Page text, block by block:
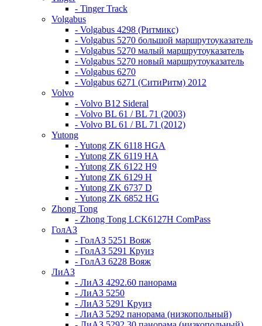
- Tinger Track
Volgabus
- Volgabus 4298 (Ритмикс)
- Volgabus 5270 большой маршрутоуказатель
- Volgabus 5270 малый маршрутоуказатель
- Volgabus 5270 новый маршрутоуказатель
- Volgabus 6270
- Volgabus 6271 (СитиРитм) 2012
Volvo
- Volvo B12 Sideral
- Volvo BL 61 / BL 71 (2003)
- Volvo BL 61 / BL 71 (2012)
Yutong
- Yutong ZK 6118 HGA
- Yutong ZK 6119 HA
- Yutong ZK 6122 H9
- Yutong ZK 6129 H
- Yutong ZK 6737 D
- Yutong ZK 6852 HG
Zhong Tong
- Zhong Tong LCK6127H ComPass
ГолАЗ
- ГолАЗ 5251 Вояж
- ГолАЗ 5291 Круиз
- ГолАЗ 6228 Вояж
ЛиАЗ
- ЛиАЗ 4292.60 панорама
- ЛиАЗ 5250
- ЛиАЗ 5291 Круиз
- ЛиАЗ 5292 панорама (низкопольный)